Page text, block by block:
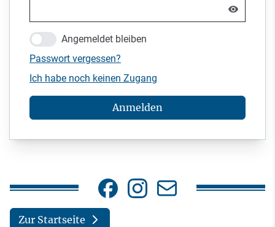
Angemeldet bleiben
Passwort vergessen?
Ich habe noch keinen Zugang
Anmelden
Zur Startseite